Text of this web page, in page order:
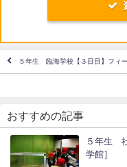
５年生 臨海学校【３日目】フィ
おすすめの記事
５年生
学館］